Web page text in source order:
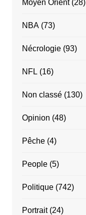
Moyen Orient(28)
NBA(73)
Nécrologie(93)
NFL (16)
Non classé(130)
Opinion (48)
Pêche(4)
People(5)
Politique(742)
Portrait(24)